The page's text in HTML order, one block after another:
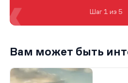
Шаг 1 из 5
Вам может быть